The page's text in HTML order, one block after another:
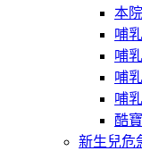
本
哺
哺
哺
哺
酷
新生兒危